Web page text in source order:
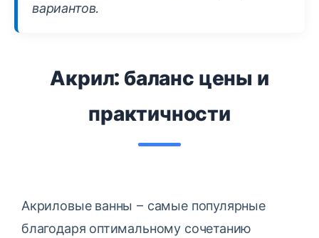
вариантов.
Акрил: баланс цены и
практичности
Акриловые ванны – самые популярные
благодаря оптимальному сочетанию